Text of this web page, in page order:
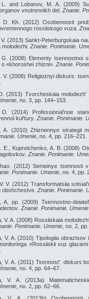
and Lobanov, M. A. (2009)
vnutrennikh del
. Znanie.
D. Kh. (2012) Osobennosti
rossiiskogo vuza .
(2013) Sankt-Peterburgskaia
molodezhi . Znanie. Ponimanie.
G. (2008) Elementy tsennostnoi
o «khoroshei zhizni» . Znanie.
V. (2008) Religioznyi diskurs:
(2013) Tvorcheskaia
, no. 3, pp. 144–153.
D. (2014) Professional'noe
kul'tury . Znanie. Ponimanie.
A. (2010) Zhiznennye strategii
Umenie , no. 4, pp. 216–221.
E., Kupreichenko, A. B. (2008)
. Znanie. Ponimanie.
(2012) Semeinye tsennosti
Ponimanie. Umenie , no. 4, pp.
V. (2012) Transformatsiia
obshchestve . Znanie. Ponimanie.
A, pp. (2009) Tsennostno-
. Znanie. Ponimanie. Umenie
V. A. (2008) Rossiiskaia
Ponimanie. Umenie , no. 2,
V. A. (2010) Tipologiia
«Rossiiskii vuz
V. A. (2011) Tsennost': diskurs
, no. 4, pp. 64–67.
V. A. (2013a)
, no. 2, pp. 62–66.